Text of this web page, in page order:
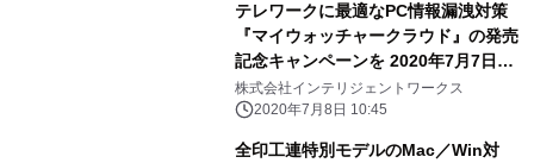
テレワークに最適なPC情報漏洩対策
『マイウォッチャークラウド』の発売
記念キャンペーンを 2020年7月7日
(火)より開始！
株式会社インテリジェントワークス
2020年7月8日 10:45
全印工連特別モデルのMac／Win対